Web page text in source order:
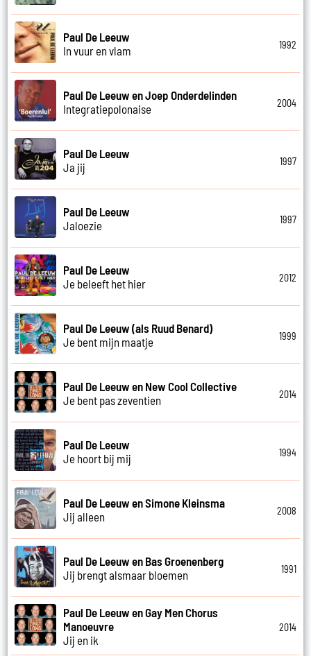
Paul De Leeuw
In vuur en vlam
1992
Paul De Leeuw en Joep Onderdelinden
Integratiepolonaise
2004
Paul De Leeuw
Ja jij
1997
Paul De Leeuw
Jaloezie
1997
Paul De Leeuw
Je beleeft het hier
2012
Paul De Leeuw (als Ruud Benard)
Je bent mijn maatje
1999
Paul De Leeuw en New Cool Collective
Je bent pas zeventien
2014
Paul De Leeuw
Je hoort bij mij
1994
Paul De Leeuw en Simone Kleinsma
Jij alleen
2008
Paul De Leeuw en Bas Groenenberg
Jij brengt alsmaar bloemen
1991
Paul De Leeuw en Gay Men Chorus
Manoeuvre
Jij en ik
2014